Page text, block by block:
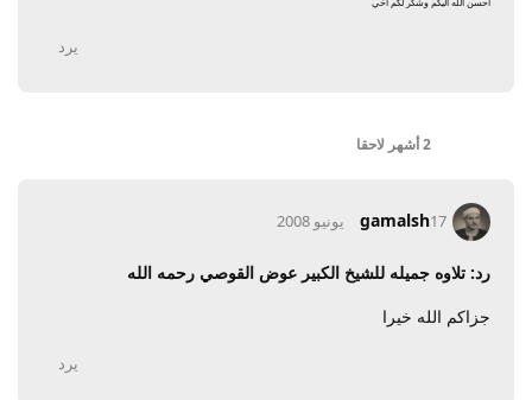
يرد
2 أشهر لاحقا
gamalsh17 يونيو 2008
رد: تلاوه جميله للشيخ الكبير عوض القوصي رحمه الله
جزاكم الله خيرا
يرد